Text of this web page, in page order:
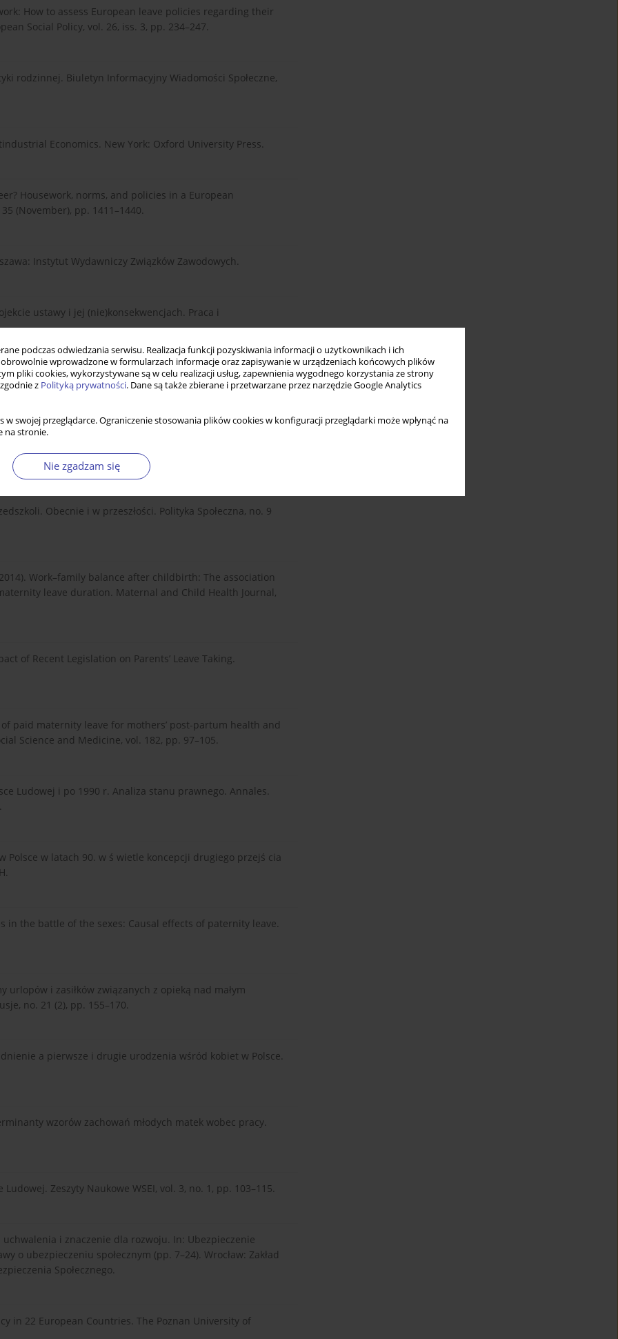
podczas odwiedzania serwisu. Realizacja funkcji pozyskiwania informacji o użytkownikach i ich
wprowadzone w formularzach informacje oraz zapisywanie w urządzeniach końcowych plików
pliki cookies, wykorzystywane są w celu realizacji usług, zapewnienia wygodnego korzystania ze strony
z Polityką prywatności. Dane są także zbierane i przetwarzane przez narzędzie Google Analytics
w swojej przeglądarce. Ograniczenie stosowania plików cookies w konfiguracji przeglądarki może wpłynąć na
na stronie.
Nie zgadzam się
How to assess European leave policies regarding their
Social Policy, vol. 26, iss. 3, pp. 234–247.
rodzinnej. Biuletyn Informacyjny Wiadomości Społeczne,
Economics. New York: Oxford University Press.
Housework, norms, and policies in a European
(November), pp. 1411–1440.
Instytut Wydawniczy Związków Zawodowych.
ustawy i jej (nie)konsekwencjach. Praca i
odsłona. Praca i Zabezpieczenie
kobiet mających małe dzieci. Problemy
Obecnie i w przeszłości. Polityka Społeczna, no. 9
Work–family balance after childbirth: The association
leave duration. Maternal and Child Health Journal,
of Recent Legislation on Parents’ Leave Taking.
paid maternity leave for mothers’ post-partum health and
Science and Medicine, vol. 182, pp. 97–105.
Ludowej i po 1990 r. Analiza stanu prawnego. Annales.
Polsce w latach 90. w ś wietle koncepcji drugiego przejś cia
in the battle of the sexes: Causal effects of paternity leave.
urlopów i zasiłków związanych z opieką nad małym
no. 21 (2), pp. 155–170.
a pierwsze i drugie urodzenia wśród kobiet w Polsce.
wzorów zachowań młodych matek wobec pracy.
Zeszyty Naukowe WSEI, vol. 3, no. 1, pp. 103–115.
i znaczenie dla rozwoju. In: Ubezpieczenie
o ubezpieczeniu społecznym (pp. 7–24). Wrocław: Zakład
Społecznego.
in 22 European Countries. The Poznan University of